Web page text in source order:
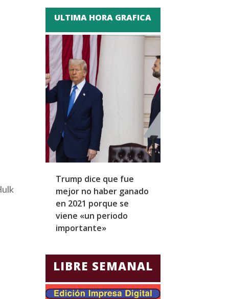
ULTIMA HORA GRAFICA
Trump dice que fue
mejor no haber ganado
en 2021 porque se
viene «un periodo
importante»
LIBRE SEMANAL